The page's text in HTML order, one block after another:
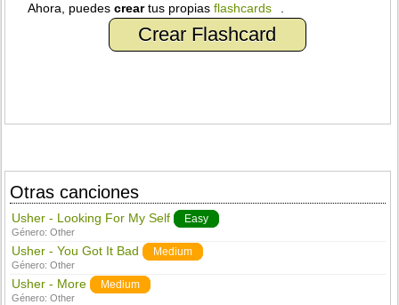
Ahora, puedescreartus propiasflashcards
Crear Flashcard
Otras canciones
Usher - Looking For My Self Easy
Género:Other
Usher - You Got It Bad Medium
Género:Other
Usher - More Medium
Género:Other